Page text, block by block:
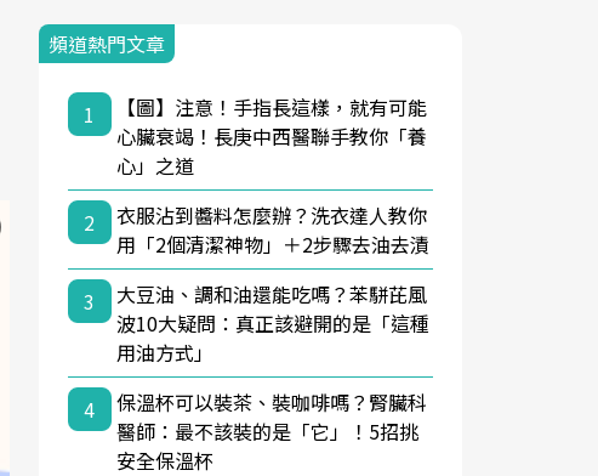
頻道熱門文章
1
【圖】注意！手指長這樣，就有可能
心臟衰竭！長庚中西醫聯手教你「養
心」之道
2
衣服沾到醬料怎麼辦？洗衣達人教你
用「2個清潔神物」＋2步驟去油去漬
3
大豆油、調和油還能吃嗎？苯駢芘風
波10大疑問：真正該避開的是「這種
用油方式」
4
保溫杯可以裝茶、裝咖啡嗎？腎臟科
醫師：最不該裝的是「它」！5招挑
安全保溫杯